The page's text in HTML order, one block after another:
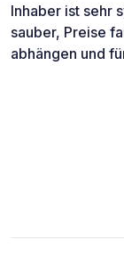
Inhaber ist sehr
sauber, Preise
abhängen und